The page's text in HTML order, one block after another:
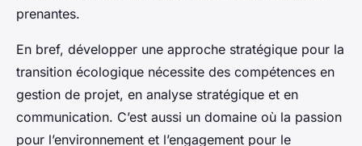
prenantes.
En bref, développer une approche stratégique pour la
transition écologique nécessite des compétences en
gestion de projet, en analyse stratégique et en
communication. C’est aussi un domaine où la passion
pour l’environnement et l’engagement pour le